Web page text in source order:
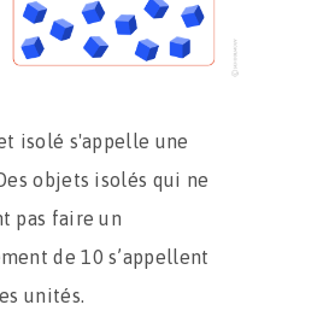
isolé s'appelle une
objets isolés qui ne
pas faire un
de 10 s’appellent
unités.